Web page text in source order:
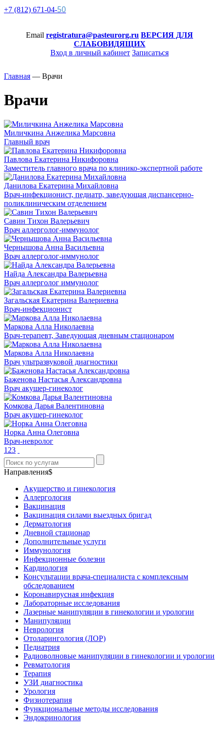
+7 (812) 671-04-50
Email registratura@pasteurorg.ru ВЕРСИЯ ДЛЯ
СЛАБОВИДЯЩИХ
Вход в личный кабинет Записаться
Главная — Врачи
Врачи
Миличкина Анжелика Марсовна
Главный врач
Павлова Екатерина Никифоровна
Заместитель главного врача по клинико-экспертной работе
Данилова Екатерина Михайловна
Врач-инфекционист, педиатр, заведующая диспансерно-
поликлиническим отделением
Савин Тихон Валерьевич
Врач аллерголог-иммунолог
Чернышова Анна Васильевна
Врач аллерголог-иммунолог
Найда Александра Валерьевна
Врач аллерголог иммунолог
Загальская Екатерина Валериевна
Врач-инфекционист
Маркова Алла Николаевна
Врач-терапевт, Заведующая дневным стационаром
Маркова Алла Николаевна
Врач ультразвуковой диагностики
Баженова Настасья Александровна
Врач акушер-гинеколог
Комкова Дарья Валентиновна
Врач акушер-гинеколог
Норка Анна Олеговна
Врач-невролог
1 23
Направления$
Акушерство и гинекология
Аллергология
Вакцинация
Вакцинация силами выездных бригад
Дерматология
Дневной стационар
Дополнительные услуги
Иммунология
Инфекционные болезни
Кардиология
Консультации врача-специалиста с комплексным
обследованием
Коронавирусная инфекция
Лабораторные исследования
Лазерные манипуляции в гинекологии и урологии
Манипуляции
Неврология
Отоларингология (ЛОР)
Педиатрия
Радиоволновые манипуляции в гинекологии и урологии
Ревматология
Терапия
УЗИ диагностика
Урология
Физиотерапия
Функциональные методы исследования
Эндокринология